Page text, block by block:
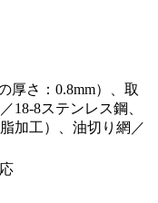
厚さ：0.8mm）、取
18-8ステンレス鋼、
加工）、油切り網／